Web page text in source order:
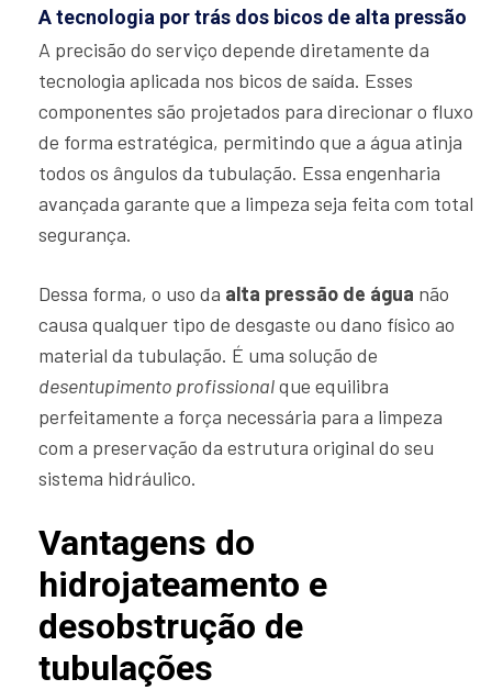
A tecnologia por trás dos bicos de alta pressão
A precisão do serviço depende diretamente da
tecnologia aplicada nos bicos de saída. Esses
componentes são projetados para direcionar o fluxo
de forma estratégica, permitindo que a água atinja
todos os ângulos da tubulação. Essa engenharia
avançada garante que a limpeza seja feita com total
segurança.
Dessa forma, o uso da alta pressão de água não
causa qualquer tipo de desgaste ou dano físico ao
material da tubulação. É uma solução de
desentupimento profissionalque equilibra
perfeitamente a força necessária para a limpeza
com a preservação da estrutura original do seu
sistema hidráulico.
Vantagens do
hidrojateamento e
desobstrução de
tubulações